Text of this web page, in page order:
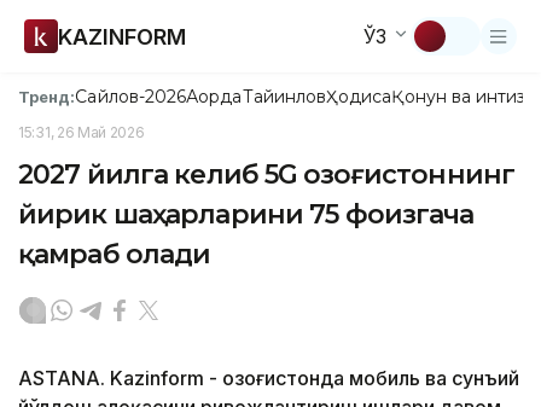
KAZINFORM ЎЗ
Тренд:Сайлов-2026АқордаТайинловҲодисаҚонун ва
15:31, 26 Май 2026
2027 йилга келиб 5G Қозоғистоннинг
йирик шаҳарларини 75 фоизгача
қамраб олади
ASTANA. Kazinform - Қозоғистонда мобиль ва сунъий